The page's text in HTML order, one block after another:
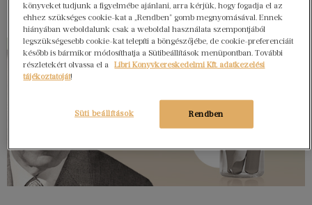
könyveket tudjunk a figyelmébe ajánlani, arra kérjük, hogy fogadja el az
ehhez szükséges cookie-kat a „Rendben” gomb megnyomásával. Ennek
hiányában weboldalunk csak a weboldal használata szempontjából
legszükségesebb cookie-kat telepíti a böngészőjébe, de cookie-preferenciáit
később is bármikor módosíthatja a Sütibeállítások menüpontban. További
részletekért olvassa el a
Libri Könyvkereskedelmi Kft. adatkezelési
tájékoztatóját!
Rendben
Süti beállítások